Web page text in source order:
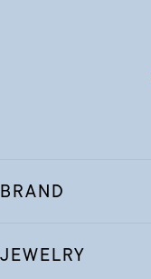
BRAND
JEWELRY